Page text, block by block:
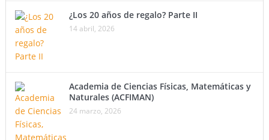
¿Los 20 años de regalo? Parte II
14 abril, 2026
Academia de Ciencias Físicas, Matemáticas y
Naturales (ACFIMAN)
24 marzo, 2026